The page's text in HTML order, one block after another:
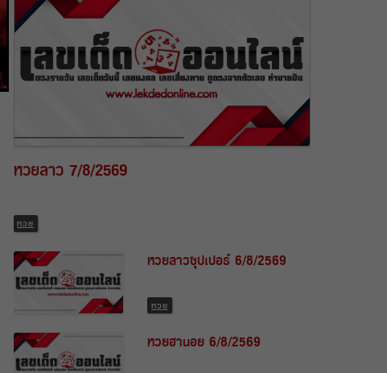
หวยลาว 7/8/2569
หวย
หวยลาวซุปเปอร์ 6/8/2569
หวย
หวยฮานอย 6/8/2569